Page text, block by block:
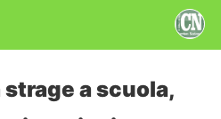
a scuola,